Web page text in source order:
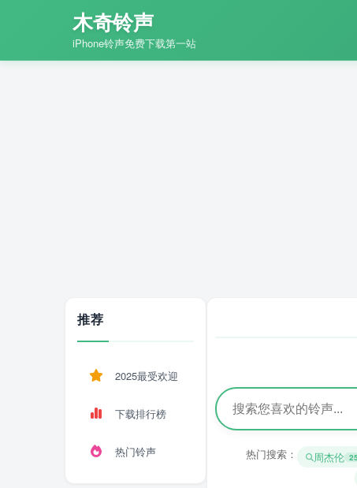
木奇铃声
iPhone铃声免费下载第一站
推荐
2025最受欢迎
下载排行榜
热门铃声 热门搜索： 周杰伦